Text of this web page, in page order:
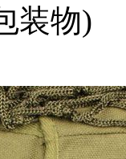
装物)